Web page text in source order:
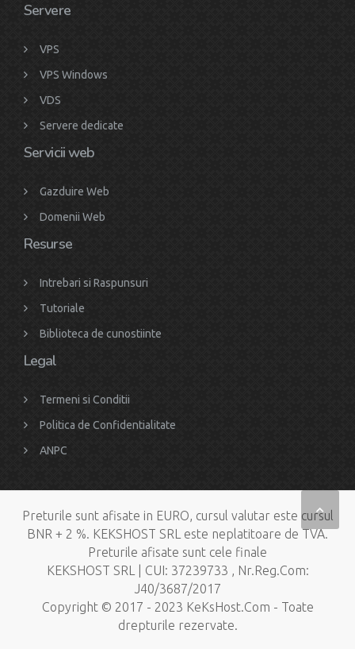
Servere
VPS
VPS Windows
VDS
Servere dedicate
Servicii web
Gazduire Web
Domenii Web
Resurse
Intrebari si Raspunsuri
Tutoriale
Biblioteca de cunostiinte
Legal
Termeni si Conditii
Politica de Confidentialitate
ANPC
Preturile sunt afisate in EURO, cursul valutar este cursul
BNR + 2 %. KEKSHOST SRL este neplatitoare de TVA.
Preturile afisate sunt cele finale
KEKSHOST SRL | CUI: 37239733 , Nr.Reg.Com:
J40/3687/2017
Copyright © 2017 - 2023 KeKsHost.Com - Toate
drepturile rezervate.